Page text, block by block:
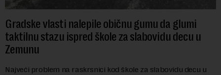
Gradske vlasti nalepile običnu gumu da glumi
taktilnu stazu ispred škole za slabovidu decu u
Zemunu
Najveći problem na raskrsnici kod škole za slabovidu decu u